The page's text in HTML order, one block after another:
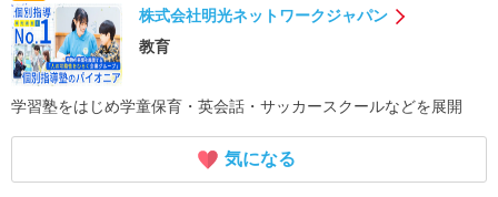
株式会社明光ネットワークジャパン
教育
学習塾をはじめ学童保育・英会話・サッカースクールなどを展開
気になる